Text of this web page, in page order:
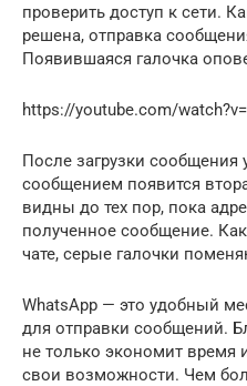
проверить доступ к сети.
решена, отправка
Появившаяся галочка
https://youtube.com/
После загрузки сообщения
сообщением появится
видны до тех пор, пока
полученное сообщение.
чате, серые галочки
WhatsApp — это удобный
для отправки сообщений.
не только экономит время
свои возможности. Чем